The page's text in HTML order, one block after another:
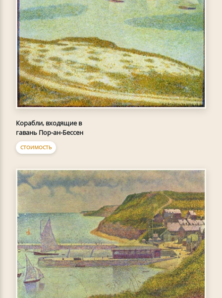
Корабли, входящие в
гавань Пор-ан-Бессен
СТОИМОСТЬ